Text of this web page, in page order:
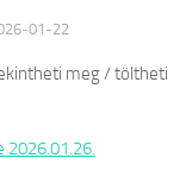
01-22
meg / töltheti
2026.01.26.